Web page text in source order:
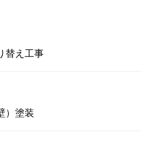
替え工事
）塗装